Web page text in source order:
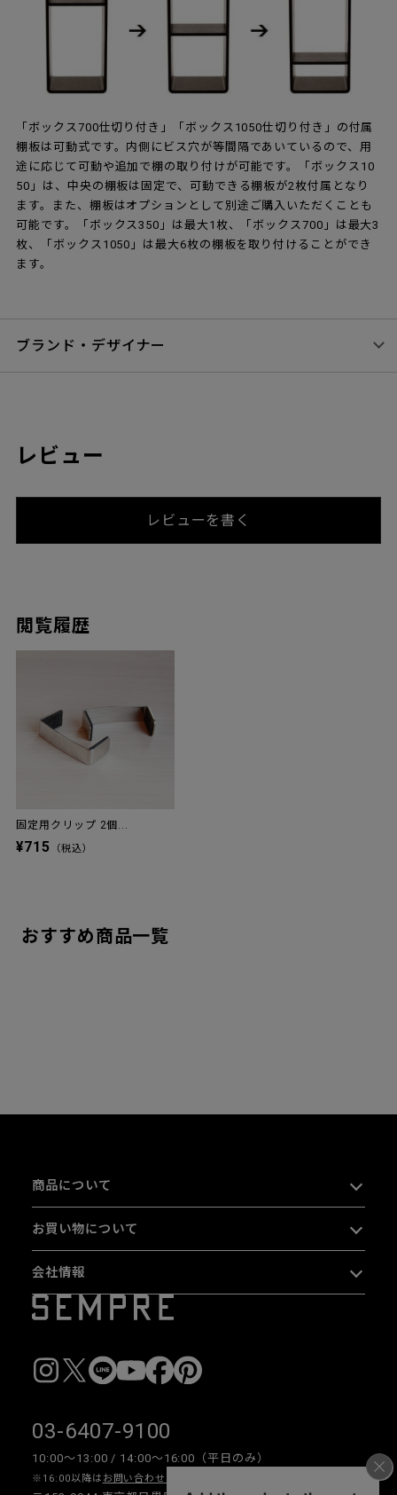
「ボックス700仕切り付き」「ボックス1050仕切り付き」の付属
棚板は可動式です。内側にビス穴が等間隔であいているので、用
途に応じて可動や追加で棚の取り付けが可能です。「ボックス10
50」は、中央の棚板は固定で、可動できる棚板が2枚付属となり
ます。また、棚板はオプションとして別途ご購入いただくことも
可能です。「ボックス350」は最大1枚、「ボックス700」は最大3
枚、「ボックス1050」は最大6枚の棚板を取り付けることができ
ます。
ブランド・デザイナー
レビュー
レビューを書く
閲覧履歴
固定用クリップ 2個...
¥715 （税込）
おすすめ商品一覧
商品について
お買い物について
会社情報
03-6407-9100
10:00〜13:00 / 14:00〜16:00（平日のみ）
※16:00以降は お問い合わせフォーム